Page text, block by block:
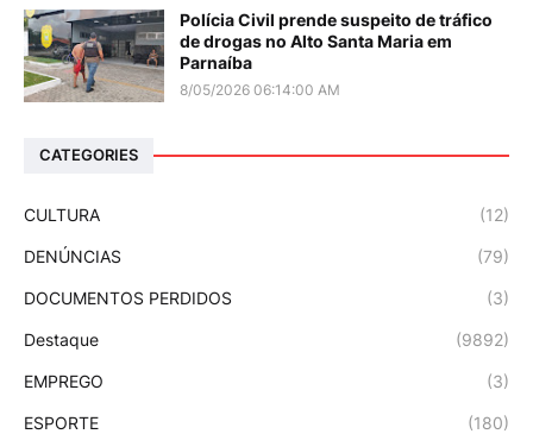
Polícia Civil prende suspeito de tráfico
de drogas no Alto Santa Maria em
Parnaíba
8/05/2026 06:14:00 AM
CATEGORIES
CULTURA (12)
DENÚNCIAS (79)
DOCUMENTOS PERDIDOS (3)
Destaque (9892)
EMPREGO (3)
ESPORTE (180)